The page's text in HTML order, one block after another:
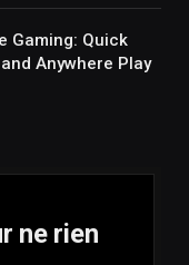
Gaming: Quick
Anywhere Play
ne rien